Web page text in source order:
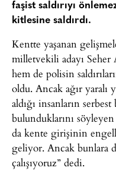
faşist saldırıyı
kitlesine saldırdı.
Kentte yaşanan
milletvekili adayı Seher
hem de polisin
oldu. Ancak ağır yaralı
aldığı insanların
bulunduklarını
da kente girişinin
geliyor. Ancak bunlara
çalışıyoruz” dedi.